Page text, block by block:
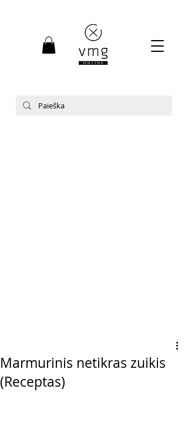
Marmurinis netikras zuikis
(Receptas)